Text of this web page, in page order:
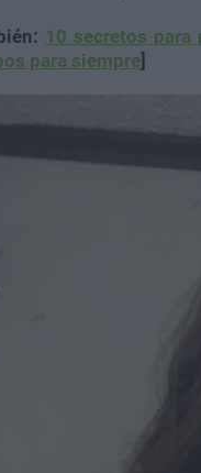
10 secretos para
para siempre]